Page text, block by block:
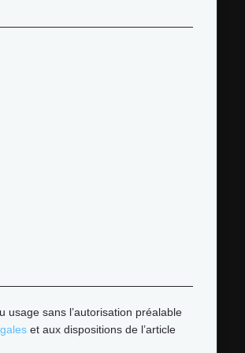
usage sans l’autorisation préalable
et aux dispositions de l’article